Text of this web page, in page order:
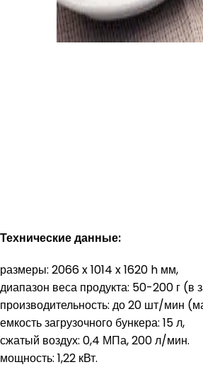
Технические данные:
размеры: 2066 x 1014 x 1620 h мм,
диапазон веса продукта: 50-200 г (в
производительность: до 20 шт/мин
емкость загрузочного бункера: 15 л,
сжатый воздух: 0,4 МПа, 200 л/мин.
мощность: 1,22 кВт.